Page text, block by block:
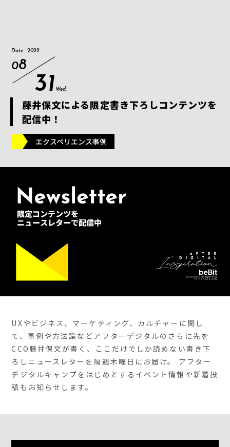
Date : 2022
08
31 Wed.
藤井保文による限定書き下ろしコンテンツを
配信中！
エクスペリエンス事例
UXやビジネス、マーケティング、カルチャーに関し
て、事例や方法論などアフターデジタルのさらに先を
CCO藤井保文が書く、ここだけでしか読めない書き下
ろしニュースレターを隔週木曜日にお届け。 アフター
デジタルキャンプをはじめとするイベント情報や新着投
稿もお知らせします。